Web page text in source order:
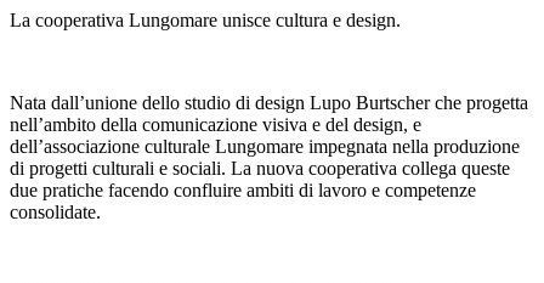
La cooperativa Lungomare unisce cultura e design.
Nata dall’unione dello studio di design Lupo Burtscher che progetta
nell’ambito della comunicazione visiva e del design, e
dell’associazione culturale Lungomare impegnata nella produzione
di progetti culturali e sociali. La nuova cooperativa collega queste
due pratiche facendo confluire ambiti di lavoro e competenze
consolidate.